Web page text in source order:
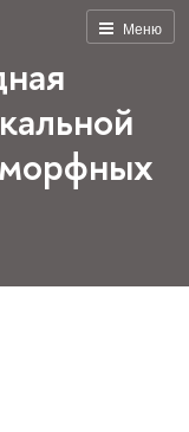
Меню